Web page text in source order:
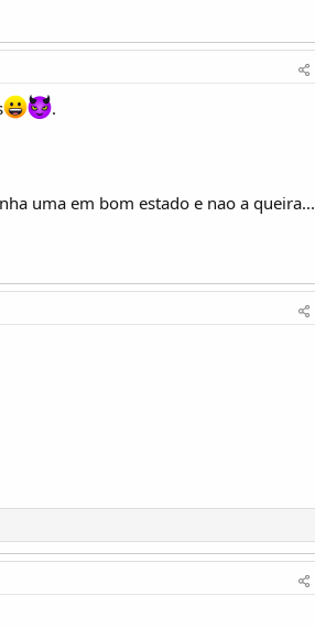
.
uma em bom estado e nao a queira...